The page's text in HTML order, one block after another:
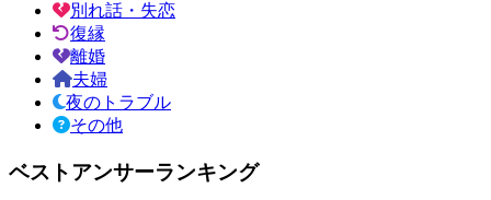
別れ話・失恋
復縁
離婚
夫婦
夜のトラブル
その他
ベストアンサーランキング